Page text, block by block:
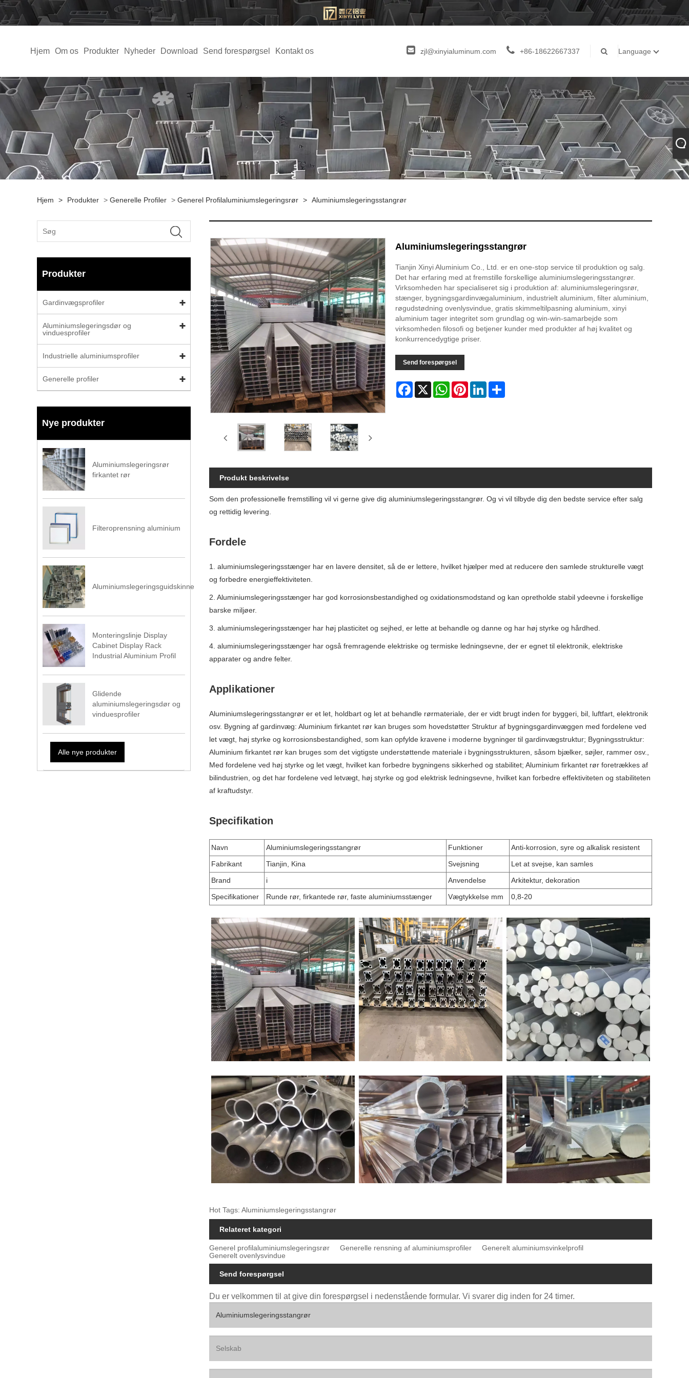
Hjem Om os Produkter Nyheder Download Send forespørgsel Kontakt os zjl@xinyialuminum.com +86-18622667337 Language
Hjem > Produkter > Generelle Profiler > Generel Profilaluminiumslegeringsrør > Aluminiumslegeringsstangrør
Produkter
Gardinvægsprofiler
Aluminiumslegeringsdør og
vinduesprofiler
Industrielle aluminiumsprofiler
Generelle profiler
Nye produkter
Aluminiumslegeringsrør
firkantet rør
Filteroprensning aluminium
Aluminiumslegeringsguidskinne
Monteringslinje Display
Cabinet Display Rack
Industrial Aluminium Profil
Glidende
aluminiumslegeringsdør og
vinduesprofiler
Alle nye produkter
Aluminiumslegeringsstangrør
Tianjin Xinyi Aluminium Co., Ltd. er en one-stop service til produktion og salg.
Det har erfaring med at fremstille forskellige aluminiumslegeringsstangrør.
Virksomheden har specialiseret sig i produktion af: aluminiumslegeringsrør,
stænger, bygningsgardinvægaluminium, industrielt aluminium, filter aluminium,
røgudstødning ovenlysvindue, gratis skimmeltilpasning aluminium, xinyi
aluminium tager integritet som grundlag og win-win-samarbejde som
virksomheden filosofi og betjener kunder med produkter af høj kvalitet og
konkurrencedygtige priser.
Send forespørgsel
Facebook
X WhatsAppPinterestLinkedInShare
Produkt beskrivelse
Som den professionelle fremstilling vil vi gerne give dig aluminiumslegeringsstangrør. Og vi vil tilbyde dig den bedste service efter salg
og rettidig levering.
Fordele
1. aluminiumslegeringsstænger har en lavere densitet, så de er lettere, hvilket hjælper med at reducere den samlede strukturelle vægt
og forbedre energieffektiviteten.
2. Aluminiumslegeringsstænger har god korrosionsbestandighed og oxidationsmodstand og kan opretholde stabil ydeevne i forskellige
barske miljøer.
3. aluminiumslegeringsstænger har høj plasticitet og sejhed, er lette at behandle og danne og har høj styrke og hårdhed.
4. aluminiumslegeringsstænger har også fremragende elektriske og termiske ledningsevne, der er egnet til elektronik, elektriske
apparater og andre felter.
Applikationer
Aluminiumslegeringsstangrør er et let, holdbart og let at behandle rørmateriale, der er vidt brugt inden for byggeri, bil, luftfart, elektronik
osv. Bygning af gardinvæg: Aluminium firkantet rør kan bruges som hovedstøtter Struktur af bygningsgardinvæggen med fordelene ved
let vægt, høj styrke og korrosionsbestandighed, som kan opfylde kravene i moderne bygninger til gardinvægstruktur; Bygningsstruktur:
Aluminium firkantet rør kan bruges som det vigtigste understøttende materiale i bygningsstrukturen, såsom bjælker, søjler, rammer osv.,
Med fordelene ved høj styrke og let vægt, hvilket kan forbedre bygningens sikkerhed og stabilitet; Aluminium firkantet rør foretrækkes af
bilindustrien, og det har fordelene ved letvægt, høj styrke og god elektrisk ledningsevne, hvilket kan forbedre effektiviteten og stabiliteten
af ​​kraftudstyr.
Specifikation
Navn Aluminiumslegeringsstangrør Funktioner
Anti-korrosion, syre og alkalisk resistent
Fabrikant
Tianjin, Kina Svejsning
Let at svejse, kan samles
Brand
i Anvendelse
Arkitektur, dekoration
Specifikationer
Runde rør, firkantede rør, faste aluminiumsstænger Vægtykkelse mm 0,8-20
Hot Tags: Aluminiumslegeringsstangrør
Relateret kategori
Generel profilaluminiumslegeringsrør Generelle rensning af aluminiumsprofiler
Generelt aluminiumsvinkelprofil
Generelt ovenlysvindue
Send forespørgsel
Du er velkommen til at give din forespørgsel i nedenstående formular. Vi svarer dig inden for 24 timer.